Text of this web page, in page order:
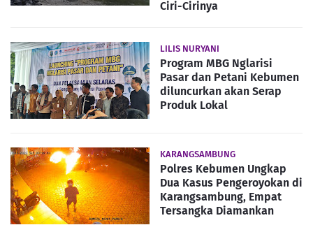
Ciri-Cirinya
LILIS NURYANI
Program MBG Nglarisi
Pasar dan Petani Kebumen
diluncurkan akan Serap
Produk Lokal
KARANGSAMBUNG
Polres Kebumen Ungkap
Dua Kasus Pengeroyokan di
Karangsambung, Empat
Tersangka Diamankan